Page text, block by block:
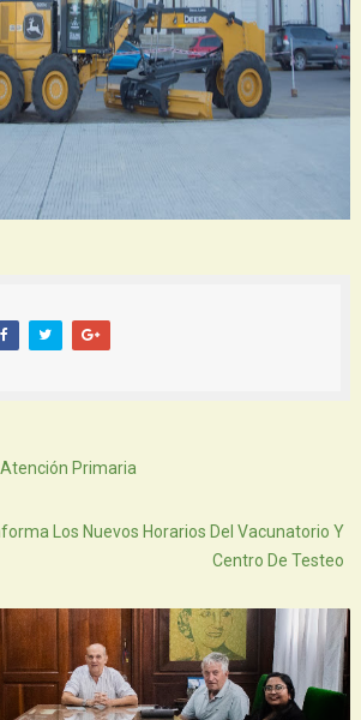
Primaria
Los Nuevos Horarios Del Vacunatorio Y
Centro De Testeo